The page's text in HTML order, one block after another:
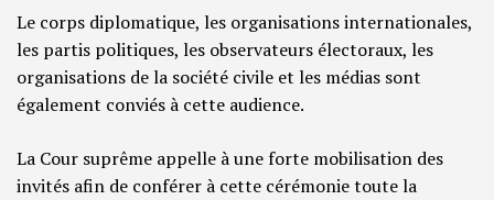
Le corps diplomatique, les organisations internationales,
les partis politiques, les observateurs électoraux, les
organisations de la société civile et les médias sont
également conviés à cette audience.
La Cour suprême appelle à une forte mobilisation des
invités afin de conférer à cette cérémonie toute la